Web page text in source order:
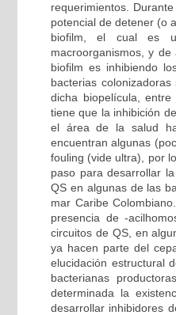
requerimientos.
potencial de detener (o
biofilm, el cual es
macroorganismos, y
biofilm es inhibiendo
bacterias
dicha biopelícula,
tiene que la inhibición
el área de la salud
encuentran algunas
fouling (vide ultra), por
paso para desarrollar
QS en algunas de las
mar Caribe
presencia de -
circuitos de QS, en
ya hacen parte del
elucidación estructural
bacterianas
determinada la
desarrollar inhibidores